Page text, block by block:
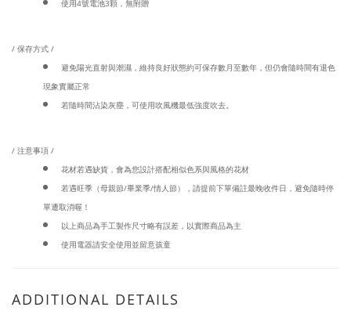
使用4號電池3顆，無附贈
/ 保存方式 /
避免陽光直射與潮濕，維持良好狀態約可保存數月至數年，但仍會隨時間有退色
現象實屬正常
若隨時間沾染灰塵，可使用吹風機最低強度吹去。
/ 注意事項 /
花材若遇缺貨，會為您設計搭配相似色系與風格的花材
若遇旺季（母親節/畢業季/情人節），請提前下單備註最晚收件日，避免隨時停
單遭取消喔！
以上商品為手工製作尺寸略有誤差，以實際商品為主
使用電器請安全使用並留意孩童
ADDITIONAL DETAILS